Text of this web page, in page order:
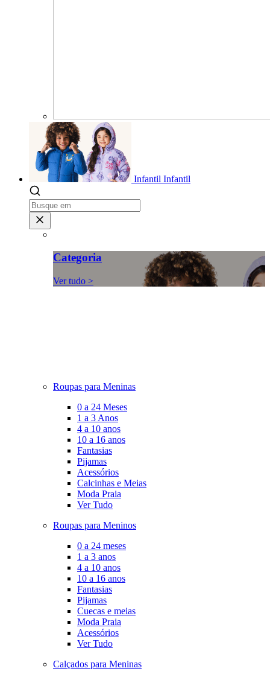
Infantil Infantil
Categoria
Ver tudo >
Roupas para Meninas
0 a 24 Meses
1 a 3 Anos
4 a 10 anos
10 a 16 anos
Fantasias
Pijamas
Acessórios
Calcinhas e Meias
Moda Praia
Ver Tudo
Roupas para Meninos
0 a 24 meses
1 a 3 anos
4 a 10 anos
10 a 16 anos
Fantasias
Pijamas
Cuecas e meias
Moda Praia
Acessórios
Ver Tudo
Calçados para Meninas